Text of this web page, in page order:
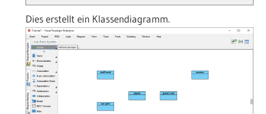
Dies erstellt ein Klassendiagramm.